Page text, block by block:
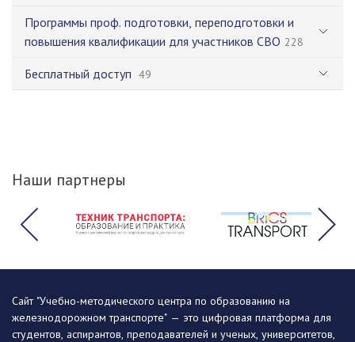
Программы проф. подготовки, переподготовки и
повышения квалификации для участников СВО 228
Бесплатный доступ 49
Наши партнеры
Сайт "Учебно-методического центра по образованию на
железнодорожном транспорте" — это цифровая платформа для
студентов, аспирантов, преподавателей и ученых, университетов,